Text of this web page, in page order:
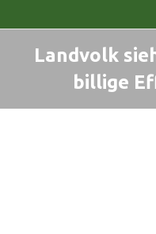
Landvolk
billige